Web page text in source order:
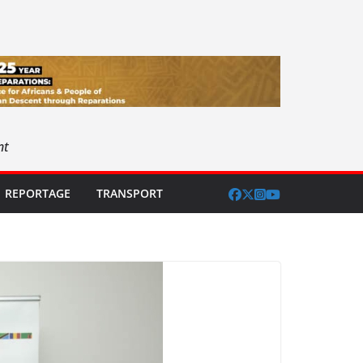
REPORTAGE TRANSPORT